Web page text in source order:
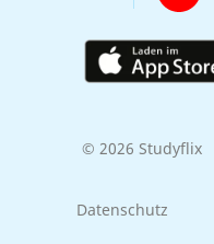
© 2026 Studyflix
Datenschutz